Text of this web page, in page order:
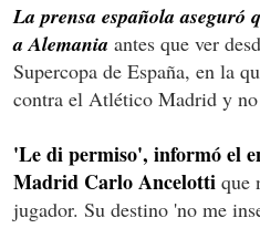
La prensa española
a Alemania antes que ver
Supercopa de España, en la
contra el Atlético Madrid y
'Le di permiso', informó el
Madrid Carlo Ancelotti que
jugador. Su destino 'no me